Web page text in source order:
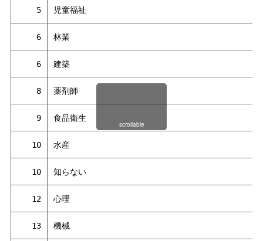
5 児童福祉
6 林業
6 建築
8 薬剤師
9 食品衛生
10 水産
10 知らない
12 心理
13 機械
scrollable